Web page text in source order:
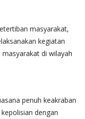
masyarakat,
kegiatan
di wilayah
penuh keakraban
dengan